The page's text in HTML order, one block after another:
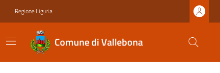
Regione Liguria
Comune di Vallebona